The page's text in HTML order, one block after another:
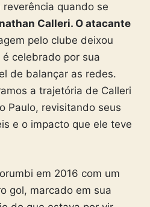
quando se
Calleri. O atacante
pelo clube deixou
celebrado por sua
de balançar as redes.
a trajetória de Calleri
Paulo, revisitando seus
e o impacto que ele teve
em 2016 com um
gol, marcado em sua